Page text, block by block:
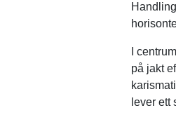
I
på jakt
lever ett